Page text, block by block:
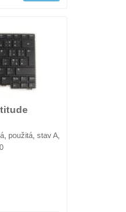
použitá, stav A,